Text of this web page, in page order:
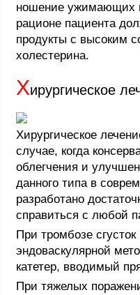
ношение ужимающих
рационе пациента
продукты с высоким
холестерина.
Хирургическое
Хирургическое
случае, когда
облегчения и
данного типа в
разработано
справиться с любой
При тромбозе
эндоваскулярной
катетер, вводимый
При тяжелых